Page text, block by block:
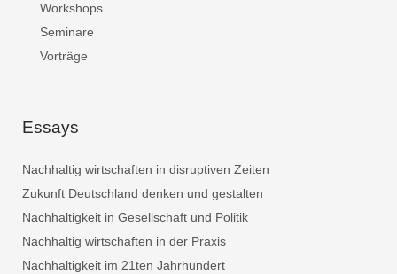
Workshops
Seminare
Vorträge
Essays
Nachhaltig wirtschaften in disruptiven Zeiten
Zukunft Deutschland denken und gestalten
Nachhaltigkeit in Gesellschaft und Politik
Nachhaltig wirtschaften in der Praxis
Nachhaltigkeit im 21ten Jahrhundert